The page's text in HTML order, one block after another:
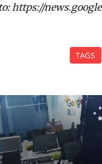
https://
TAGS